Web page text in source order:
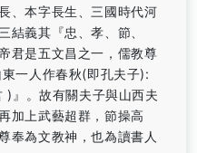
、本字長生、三國時代河
結義其『忠、孝、節、
君是五文昌之一，儒教尊
一人作春秋(即孔夫子):
)』。故有關夫子與山西夫
加上武藝超群，節操高
奉為文教神，也為讀書人